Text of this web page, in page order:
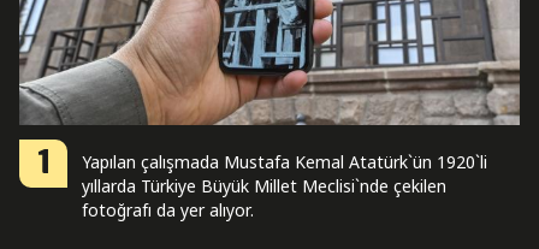
1
Yapılan çalışmada Mustafa Kemal Atatürk`ün 1920`li
yıllarda Türkiye Büyük Millet Meclisi`nde çekilen
fotoğrafı da yer alıyor.